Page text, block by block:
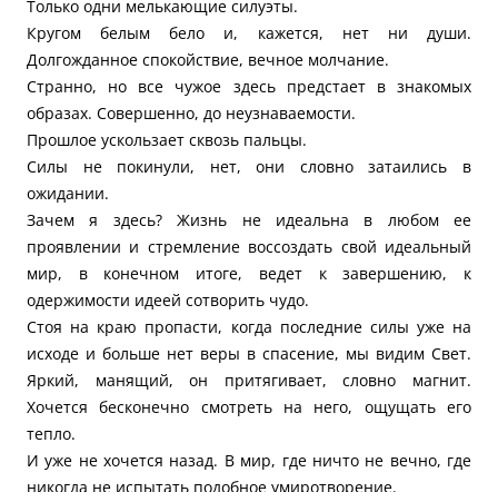
Только одни мелькающие силуэты.
Кругом белым бело и, кажется, нет ни души.
Долгожданное спокойствие, вечное молчание.
Странно, но все чужое здесь предстает в знакомых
образах. Совершенно, до неузнаваемости.
Прошлое ускользает сквозь пальцы.
Силы не покинули, нет, они словно затаились в
ожидании.
Зачем я здесь? Жизнь не идеальна в любом ее
проявлении и стремление воссоздать свой идеальный
мир, в конечном итоге, ведет к завершению, к
одержимости идеей сотворить чудо.
Стоя на краю пропасти, когда последние силы уже на
исходе и больше нет веры в спасение, мы видим Свет.
Яркий, манящий, он притягивает, словно магнит.
Хочется бесконечно смотреть на него, ощущать его
тепло.
И уже не хочется назад. В мир, где ничто не вечно, где
никогда не испытать подобное умиротворение.